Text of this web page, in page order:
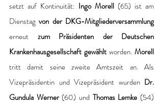
setzt auf Kontinuität: Ingo Morell (65) ist am
Dienstag von der DKG-Mitgliederversammlung
erneut zum Präsidenten der Deutschen
Krankenhausgesellschaft gewählt worden. Morell
tritt damit seine zweite Amtszeit an. Als
Vizepräsidentin und Vizepräsident wurden Dr.
Gundula Werner (60) und Thomas Lemke (54)